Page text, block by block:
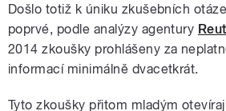
Došlo totiž k úniku zkušebních
poprvé, podle analýzy agentury
2014 zkoušky prohlášeny za
informací minimálně dvacetkrát.
Tyto zkoušky přitom mladým